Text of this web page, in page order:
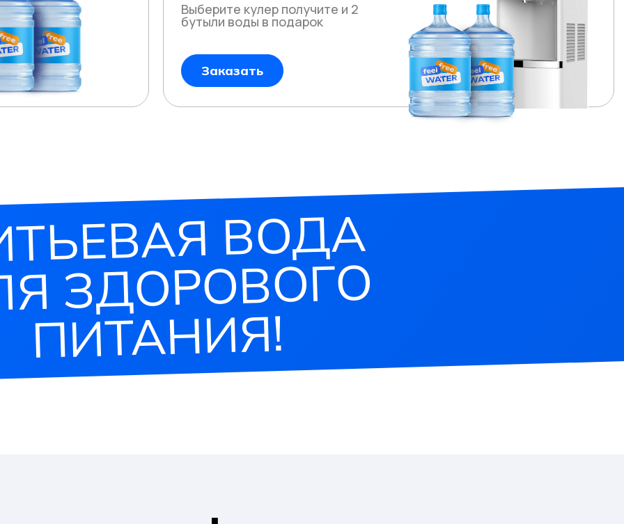
ВОДА
ЗДОРОВОГО
ПИТАНИЯ!
Выберите кулер получите и 2
бутыли воды в подарок
Заказать